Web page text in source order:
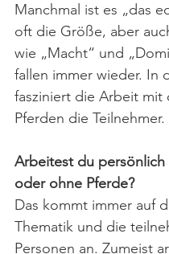
Manchmal ist es „das
oft die Größe, aber
wie „Macht“ und
fallen immer wieder. In
fasziniert die Arbeit mit
Pferden die Teilnehmer.
Arbeitest du
oder ohne Pferde?
Das kommt immer auf
Thematik und die
Personen an. Zumeist